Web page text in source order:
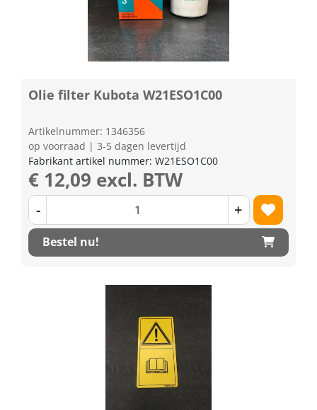
Olie filter Kubota W21ESO1C00
Artikelnummer: 1346356
op voorraad | 3-5 dagen levertijd
Fabrikant artikel nummer: W21ESO1C00
€ 12,09 excl. BTW
- +
Bestel nu!